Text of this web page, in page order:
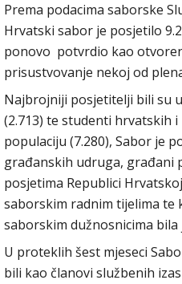
Prema podacima saborske
Hrvatski sabor je posjetilo
ponovo potvrdio kao
prisustvovanje nekoj od
Najbrojniji posjetitelji bili su
(2.713) te studenti hrvatskih
populaciju (7.280), Sabor je
građanskih udruga, građani
posjetima Republici
saborskim radnim tijelima te
saborskim dužnosnicima bila
U proteklih šest mjeseci
bili kao članovi službenih